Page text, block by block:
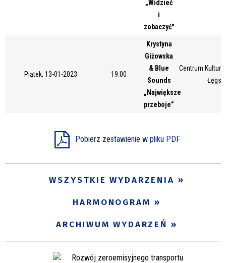
„Widzieć
i
zobaczyć"
Piątek, 13-01-2023 19:00
Krystyna
Giżowska
& Blue
Sounds
„Największe
przeboje”
Centrum Kultury
Pobierz zestawienie w pliku PDF
WSZYSTKIE WYDARZENIA
HARMONOGRAM
ARCHIWUM WYDARZEŃ